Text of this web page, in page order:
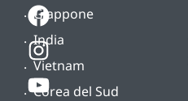
Giappone
India
Vietnam
Corea del Sud